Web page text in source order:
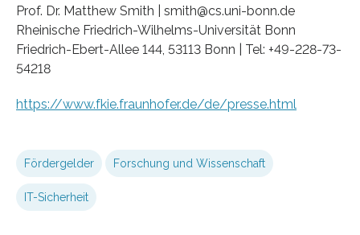
Prof. Dr. Matthew Smith | smith@cs.uni-bonn.de
Rheinische Friedrich-Wilhelms-Universität Bonn
Friedrich-Ebert-Allee 144, 53113 Bonn | Tel: +49-228-73-
54218
https://www.fkie.fraunhofer.de/de/presse.html
Fördergelder Forschung und Wissenschaft
IT-Sicherheit